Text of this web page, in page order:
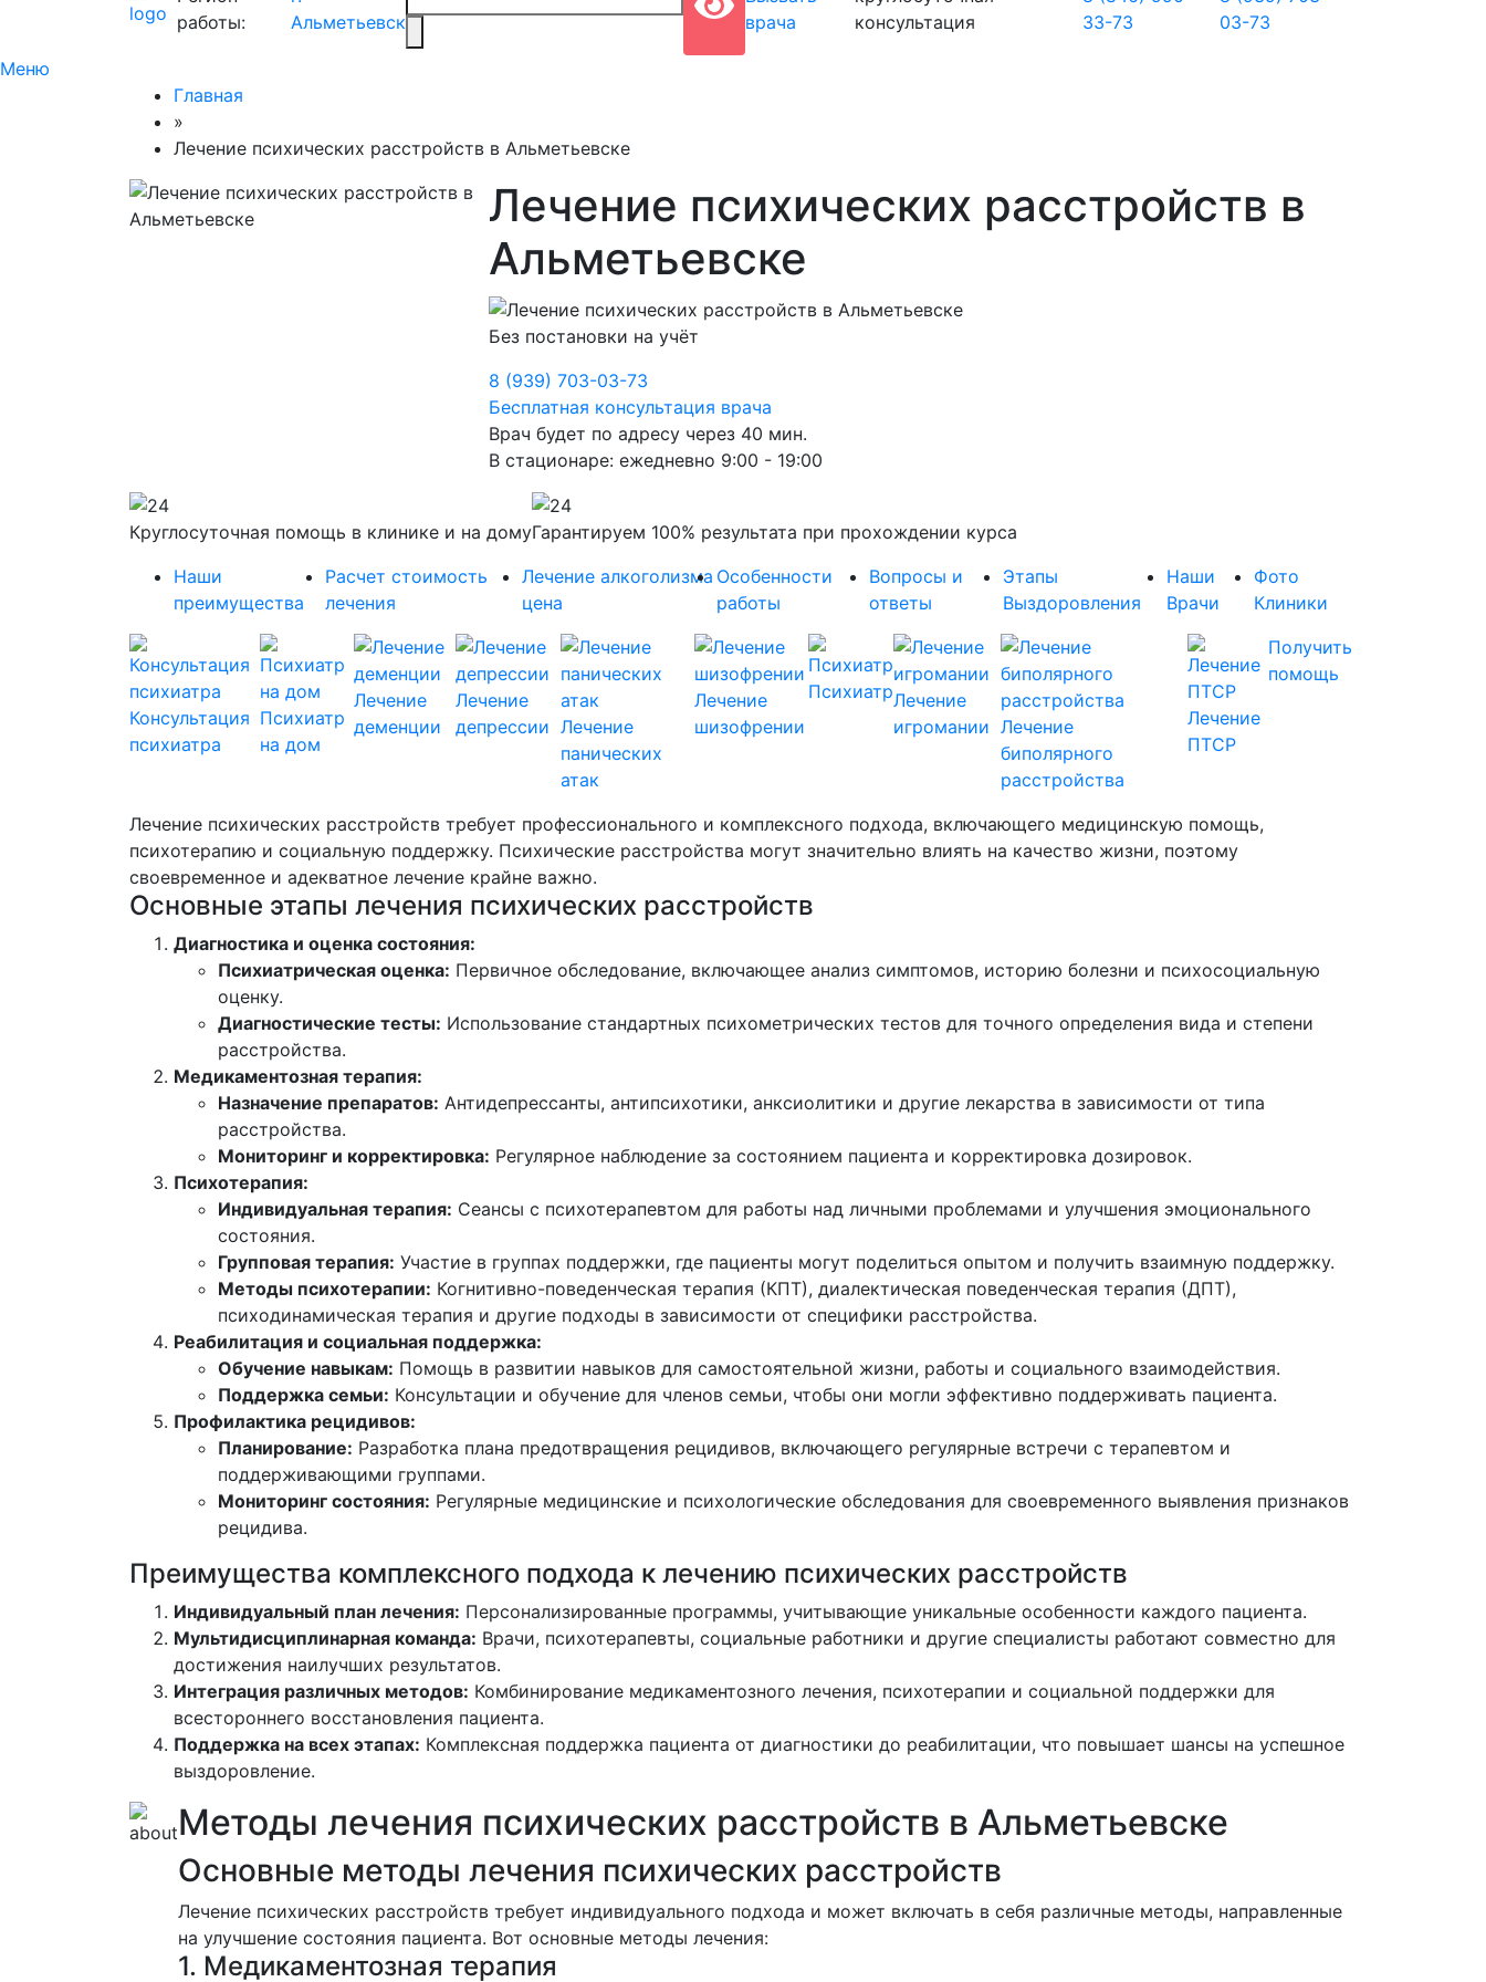
работы:
Альметьевск
врача
консультация
33-73
03-73
Меню
Главная
»
Лечение психических расстройств в Альметьевске
Лечение психических расстройств в
Альметьевске
Без постановки на учёт
8 (939) 703-03-73
Бесплатная консультация врача
Врач будет по адресу через 40 мин.
В стационаре: ежедневно 9:00 - 19:00
Круглосуточная помощь в клинике и на домуГарантируем 100% результата при прохождении курса
Наши
преимущества
Расчет стоимость
лечения
Лечение алкоголизма
цена
Особенности
работы
Вопросы и
ответы
Этапы
Выздоровления
Наши
Врачи
Фото
Клиники
Консультация
психиатра
Психиатр
на дом
Лечение
деменции
Лечение
депрессии Лечение
панических
атак
Лечение
шизофрении
ПсихиатрЛечение
игромании Лечение
биполярного
расстройства
Лечение
ПТСР
Получить
помощь
Лечение психических расстройств требует профессионального и комплексного подхода, включающего медицинскую помощь,
психотерапию и социальную поддержку. Психические расстройства могут значительно влиять на качество жизни, поэтому
своевременное и адекватное лечение крайне важно.
Основные этапы лечения психических расстройств
Диагностика и оценка состояния:
Психиатрическая оценка: Первичное обследование, включающее анализ симптомов, историю болезни и психосоциальную
оценку.
Диагностические тесты: Использование стандартных психометрических тестов для точного определения вида и степени
расстройства.
Медикаментозная терапия:
Назначение препаратов: Антидепрессанты, антипсихотики, анксиолитики и другие лекарства в зависимости от типа
расстройства.
Мониторинг и корректировка: Регулярное наблюдение за состоянием пациента и корректировка дозировок.
Психотерапия:
Индивидуальная терапия: Сеансы с психотерапевтом для работы над личными проблемами и улучшения эмоционального
состояния.
Групповая терапия: Участие в группах поддержки, где пациенты могут поделиться опытом и получить взаимную поддержку.
Методы психотерапии: Когнитивно-поведенческая терапия (КПТ), диалектическая поведенческая терапия (ДПТ),
психодинамическая терапия и другие подходы в зависимости от специфики расстройства.
Реабилитация и социальная поддержка:
Обучение навыкам: Помощь в развитии навыков для самостоятельной жизни, работы и социального взаимодействия.
Поддержка семьи: Консультации и обучение для членов семьи, чтобы они могли эффективно поддерживать пациента.
Профилактика рецидивов:
Планирование: Разработка плана предотвращения рецидивов, включающего регулярные встречи с терапевтом и
поддерживающими группами.
Мониторинг состояния: Регулярные медицинские и психологические обследования для своевременного выявления признаков
рецидива.
Преимущества комплексного подхода к лечению психических расстройств
Индивидуальный план лечения: Персонализированные программы, учитывающие уникальные особенности каждого пациента.
Мультидисциплинарная команда: Врачи, психотерапевты, социальные работники и другие специалисты работают совместно для
достижения наилучших результатов.
Интеграция различных методов: Комбинирование медикаментозного лечения, психотерапии и социальной поддержки для
всестороннего восстановления пациента.
Поддержка на всех этапах: Комплексная поддержка пациента от диагностики до реабилитации, что повышает шансы на успешное
выздоровление.
Методы лечения психических расстройств в Альметьевске
Основные методы лечения психических расстройств
Лечение психических расстройств требует индивидуального подхода и может включать в себя различные методы, направленные
на улучшение состояния пациента. Вот основные методы лечения:
1. Медикаментозная терапия